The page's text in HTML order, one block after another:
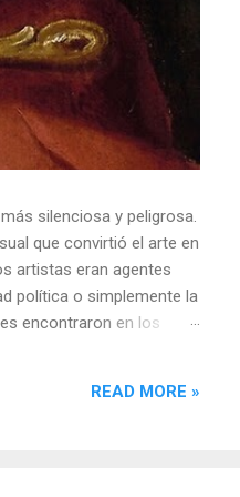
silenciosa y peligrosa.
que convirtió el arte en
artistas eran agentes
política o simplemente la
encontraron en los
la "resistencia óptica". ...
READ MORE »